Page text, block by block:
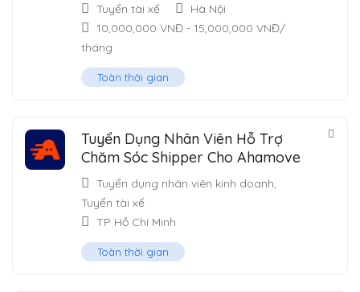
Tuyển tài xế
Hà Nội
10,000,000 VNĐ - 15,000,000 VNĐ/
tháng
Toàn thời gian
Tuyển Dụng Nhân Viên Hỗ Trợ
Chăm Sóc Shipper Cho Ahamove
Tuyển dụng nhân viên kinh doanh,
Tuyển tài xế
TP Hồ Chí Minh
Toàn thời gian